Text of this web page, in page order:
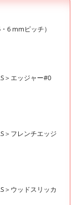
6 mmピッチ）
＞エッジャー#0
＞フレンチエッジ
＞ウッドスリッカ